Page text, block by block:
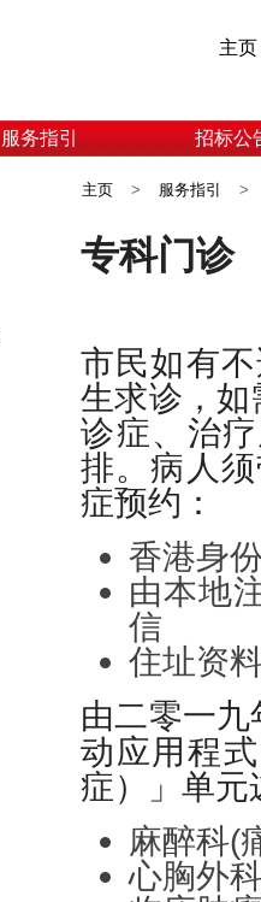
主页
服务指引 招标公
主页 > 服务指引 >